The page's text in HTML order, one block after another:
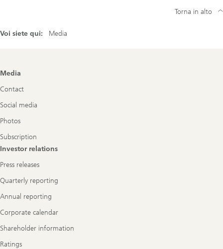
Voi siete qui: Media
Torna in alto
Footer
Media
Contact
Social media
Photos
Subscription
Investor relations
Press releases
Quarterly reporting
Annual reporting
Corporate calendar
Shareholder information
Ratings